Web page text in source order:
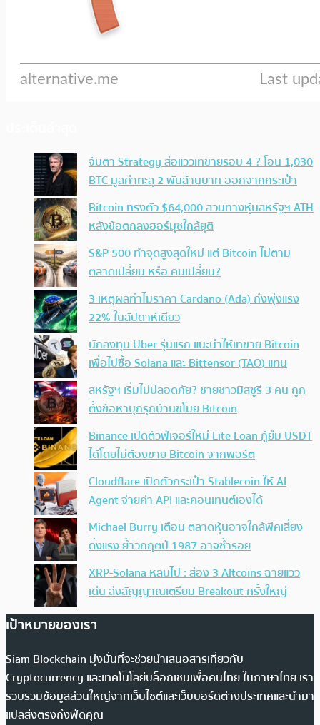
จับตา Strategy ส่อแววเทขายรอบ 4 ? โอน 1,030
BTC มูลค่าทะลุ 2 พันล้านบาท ออกจากกระเป๋า
Bitcoin ทรงตัว $64,000 สวนทางหุ้นสหรัฐฯ ATH
หลังข้อตกลงฮอร์มุซใกล้ยุติ
S&P 500 ทำจุดสูงสุดใหม่ แต่ Bitcoin ไม่ตาม
ตลาดเปลี่ยน หรือ คนเปลี่ยน?
3 เหตุผลทำไมราคา Cardano (Ada) ถึงพุ่งแรง
22% ในสัปดาห์เดียว
นักลงทุน Uber รุ่นแรก แนะนำให้เทขาย Bitcoin
เพื่อไปซื้อ Solana และ Bittensor (TAO) แทน
สหรัฐฯ เริ่มไม่ปลอดภัย? ชายชาวมิสซูรี 3 คน ถูก
ตั้งข้อหาบุกรุกบ้านขโมย Bitcoin
Binance เปิดตัวฟีเจอร์ใหม่ Lite Loan กู้ยืม USDT
ได้โดยไม่ต้องขาย Bitcoin จากพอร์ต
Cloudflare เปิดตัวกระเป๋า Stablecoin ให้ AI
Agent จ่ายค่า API และคอนเทนต์เองได้
Michael Burry เตือน ตลาดหุ้นอาจใกล้พีคเสี่ยง
ดิ่งแรง ย้ำวิกฤตปี 1987 อาจซ้ำรอย
XRP-Solana หลบไป : ส่อง 3 Altcoins ฉายแวว
เด่น ส่งสัญญาณเตรียม Breakout ครั้งใหญ่
เป้าหมายของเรา
Siam Blockchain มุ่งมั่นที่จะช่วยนำเสนอสารเกี่ยวกับ
Cryptocurrency และเทคโนโลยีบล็อกเชนเพื่อคนไทย ในภาษาไทย เรา
รวบรวมข้อมูลส่วนใหญ่จากเว็บไซต์และเว็บบอร์ดต่างประเทศและนำมา
แปลส่งตรงถึงฟีดคุณ